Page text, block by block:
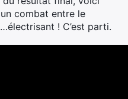
combat entre le
! C’est parti.